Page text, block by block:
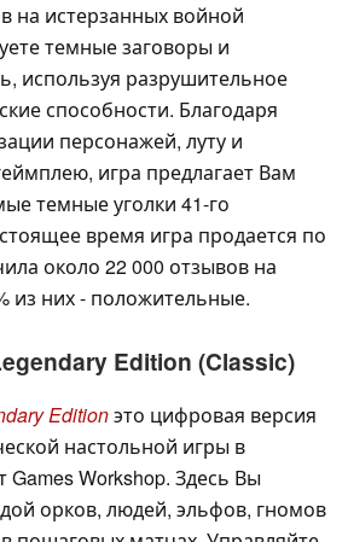
на истерзанных войной
темные заговоры и
используя разрушительное
способности. Благодаря
персонажей, луту и
игра предлагает Вам
темные уголки 41-го
время игра продается по
около 22 000 отзывов на
из них - положительные.
Edition (Classic)
Editionэто цифровая версия
настольной игры в
Games Workshop. Здесь Вы
орков, людей, эльфов, гномов